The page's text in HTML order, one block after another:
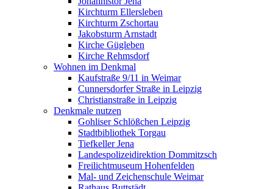
Kirchturm Ellersleben
Kirchturm Zschortau
Jakobsturm Arnstadt
Kirche Gügleben
Kirche Rehmsdorf
Wohnen im Denkmal
Kaufstraße 9/11 in Weimar
Cunnersdorfer Straße in Leipzig
Christianstraße in Leipzig
Denkmale nutzen
Gohliser Schlößchen Leipzig
Stadtbibliothek Torgau
Tiefkeller Jena
Landespolizeidirektion Dommitzsch
Freilichtmuseum Hohenfelden
Mal- und Zeichenschule Weimar